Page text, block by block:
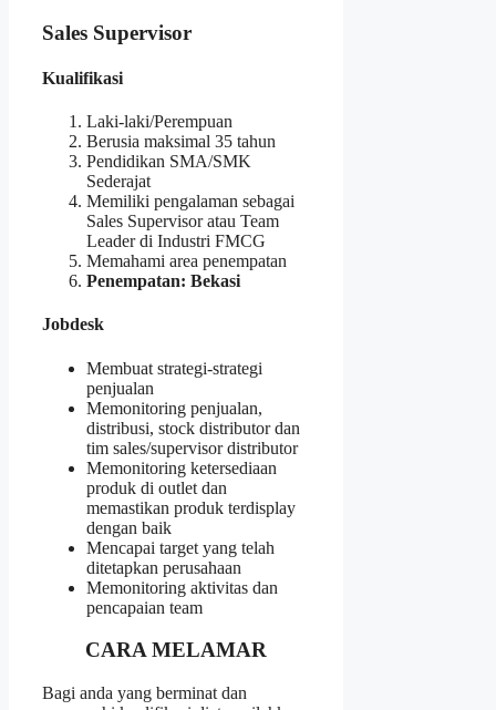
Sales Supervisor
Kualifikasi
Laki-laki/Perempuan
Berusia maksimal 35 tahun
Pendidikan SMA/SMK
Sederajat
Memiliki pengalaman sebagai
Sales Supervisor atau Team
Leader di Industri FMCG
Memahami area penempatan
Penempatan: Bekasi
Jobdesk
Membuat strategi-strategi
penjualan
Memonitoring penjualan,
distribusi, stock distributor dan
tim sales/supervisor distributor
Memonitoring ketersediaan
produk di outlet dan
memastikan produk terdisplay
dengan baik
Mencapai target yang telah
ditetapkan perusahaan
Memonitoring aktivitas dan
pencapaian team
CARA MELAMAR
Bagi anda yang berminat dan